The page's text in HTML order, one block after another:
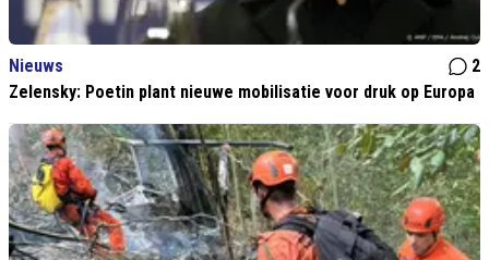
Nieuws
2
Zelensky: Poetin plant nieuwe mobilisatie voor druk op Europa